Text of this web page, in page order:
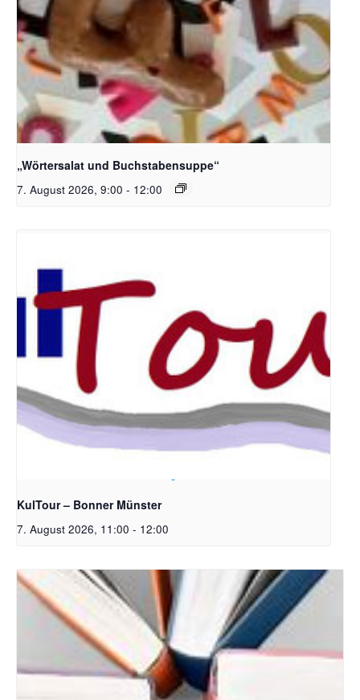
Bildquelle_ Pixabay Free_Christoph Meinersmann
„Wörtersalat und Buchstabensuppe“
7. August 2026, 9:00 - 12:00
KulTour – Bonner Münster
7. August 2026, 11:00 - 12:00